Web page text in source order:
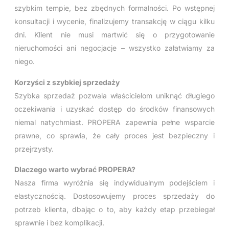
szybkim tempie, bez zbędnych formalności. Po wstępnej
konsultacji i wycenie, finalizujemy transakcję w ciągu kilku
dni. Klient nie musi martwić się o przygotowanie
nieruchomości ani negocjacje – wszystko załatwiamy za
niego.
Korzyści z szybkiej sprzedaży
Szybka sprzedaż pozwala właścicielom uniknąć długiego
oczekiwania i uzyskać dostęp do środków finansowych
niemal natychmiast. PROPERA zapewnia pełne wsparcie
prawne, co sprawia, że cały proces jest bezpieczny i
przejrzysty.
Dlaczego warto wybrać PROPERA?
Nasza firma wyróżnia się indywidualnym podejściem i
elastycznością. Dostosowujemy proces sprzedaży do
potrzeb klienta, dbając o to, aby każdy etap przebiegał
sprawnie i bez komplikacji.